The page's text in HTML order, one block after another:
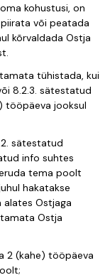
kohustusi, on
või peatada
kõrvaldada Ostja
tühistada, kui
8.2.3. sätestatud
tööpäeva jooksul
sätestatud
info suhtes
tema poolt
hakatakse
alates Ostjaga
Ostja
2 (kahe) tööpäeva